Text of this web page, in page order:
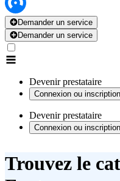
Demander un service
Demander un service
Devenir prestataire
Connexion ou inscription
Devenir prestataire
Connexion ou inscription
Trouvez le